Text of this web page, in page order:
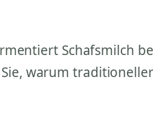
Schafsmilch
warum